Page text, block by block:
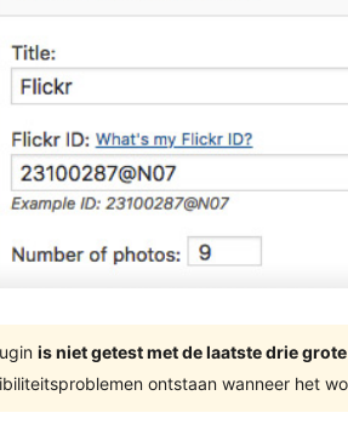
is niet getest met de laatste drie
ontstaan wanneer het